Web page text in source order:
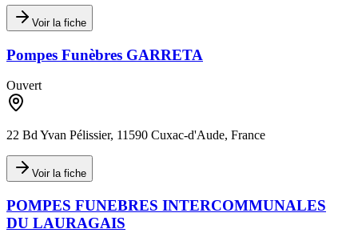
Voir la fiche
Pompes Funèbres GARRETA
Ouvert
22 Bd Yvan Pélissier, 11590 Cuxac-d'Aude, France
Voir la fiche
POMPES FUNEBRES INTERCOMMUNALES
DU LAURAGAIS